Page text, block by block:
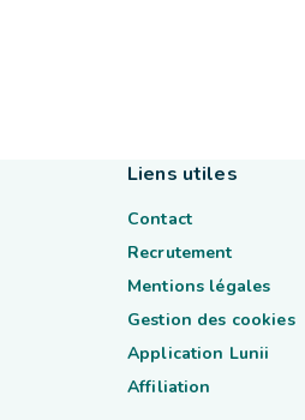
Liens utiles
Contact
Recrutement
Mentions légales
Gestion des cookies
Application Lunii
Affiliation